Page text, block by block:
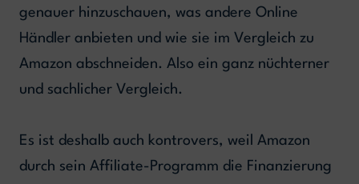
genauer hinzuschauen, was andere Online
Händler anbieten und wie sie im Vergleich zu
Amazon abschneiden. Also ein ganz nüchterner
und sachlicher Vergleich.
Es ist deshalb auch kontrovers, weil Amazon
durch sein Affiliate-Programm die Finanzierung